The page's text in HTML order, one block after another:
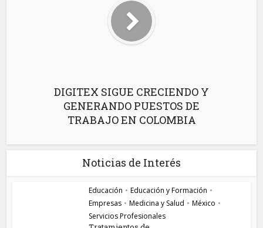
DIGITEX SIGUE CRECIENDO Y
GENERANDO PUESTOS DE
TRABAJO EN COLOMBIA
Noticias de Interés
Educación • Educación y Formación •
Empresas • Medicina y Salud • México •
Servicios Profesionales